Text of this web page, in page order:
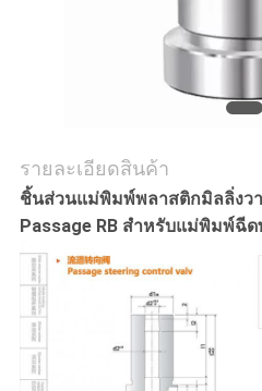
รายละเอียดสินค้า
ชิ้นส่วนแม่พิมพ์พลาสติกมิลลิ่งว
Passage RB สำหรับแม่พิมพ์ฉี